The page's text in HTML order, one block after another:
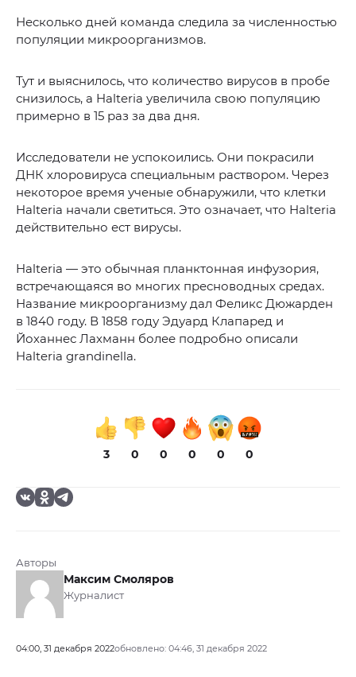
Несколько дней команда следила за численностью
популяции микроорганизмов.
Тут и выяснилось, что количество вирусов в пробе
снизилось, а Halteria увеличила свою популяцию
примерно в 15 раз за два дня.
Исследователи не успокоились. Они покрасили
ДНК хлоровируса специальным раствором. Через
некоторое время ученые обнаружили, что клетки
Halteria начали светиться. Это означает, что Halteria
действительно ест вирусы.
Halteria — это обычная планктонная инфузория,
встречающаяся во многих пресноводных средах.
Название микроорганизму дал Феликс Дюжарден
в 1840 году. В 1858 году Эдуард Клапаред и
Йоханнес Лахманн более подробно описали
Halteria grandinella.
3 0 0 0 0 0
Авторы
Максим Смоляров
Журналист
04:00, 31 декабря 2022обновлено: 04:46, 31 декабря 2022